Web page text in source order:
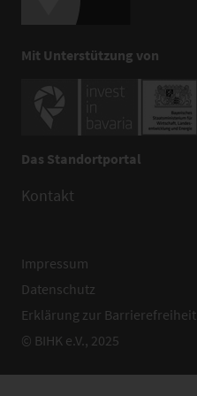
Mit Unterstützung von
Das Standortportal
Kontakt
Impressum
Datenschutz
Erklärung zur Barrierefreiheit
© BIHK e.V., 2025